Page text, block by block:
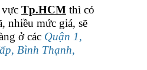
vực Tp.HCM thì có
nhiều mức giá, sẽ
ở các Quận 1,
Bình Thạnh,